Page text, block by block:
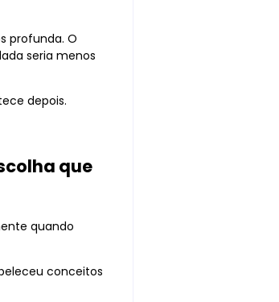
profunda. O
seria menos
depois.
que
quando
conceitos